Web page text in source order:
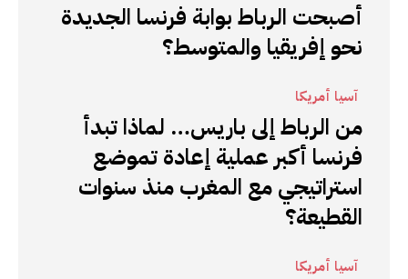
أصبحت الرباط بوابة فرنسا الجديدة
نحو إفريقيا والمتوسط؟
آسيا أمريكا
من الرباط إلى باريس… لماذا تبدأ
فرنسا أكبر عملية إعادة تموضع
استراتيجي مع المغرب منذ سنوات
القطيعة؟
آسيا أمريكا